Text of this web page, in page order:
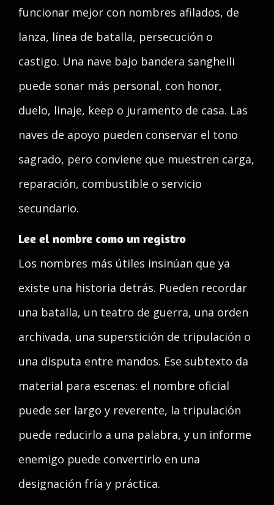
funcionar mejor con nombres afilados, de
lanza, línea de batalla, persecución o
castigo. Una nave bajo bandera sangheili
puede sonar más personal, con honor,
duelo, linaje, keep o juramento de casa. Las
naves de apoyo pueden conservar el tono
sagrado, pero conviene que muestren carga,
reparación, combustible o servicio
secundario.
Lee el nombre como un registro
Los nombres más útiles insinúan que ya
existe una historia detrás. Pueden recordar
una batalla, un teatro de guerra, una orden
archivada, una superstición de tripulación o
una disputa entre mandos. Ese subtexto da
material para escenas: el nombre oficial
puede ser largo y reverente, la tripulación
puede reducirlo a una palabra, y un informe
enemigo puede convertirlo en una
designación fría y práctica.